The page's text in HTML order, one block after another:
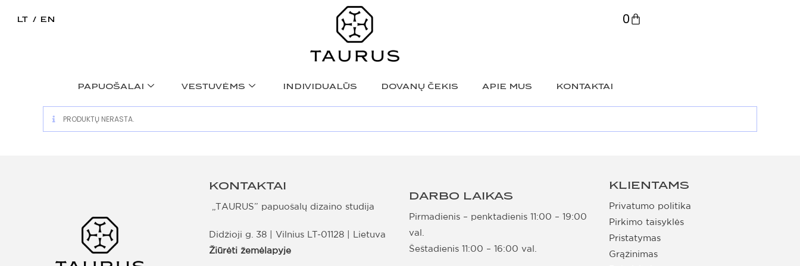
LT EN 0
PAPUOŠALAI VESTUVĖMS INDIVIDUALŪS DOVANŲ ČEKIS APIE MUS KONTAKTAI
PRODUKTŲ NERASTA.
KONTAKTAI
„TAURUS” papuošalų dizaino studija
Didžioji g. 38 | Vilnius LT-01128 | Lietuva
Žiūrėti žemėlapyje
DARBO LAIKAS
Pirmadienis – penktadienis 11:00 – 19:00
val.
Šeštadienis 11:00 – 16:00 val.
KLIENTAMS
Privatumo politika
Pirkimo taisyklės
Pristatymas
Grąžinimas